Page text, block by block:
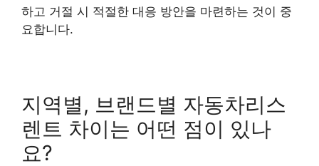
하고 거절 시 적절한 대응 방안을 마련하는 것이 중
요합니다.
지역별, 브랜드별 자동차리스
렌트 차이는 어떤 점이 있나
요?